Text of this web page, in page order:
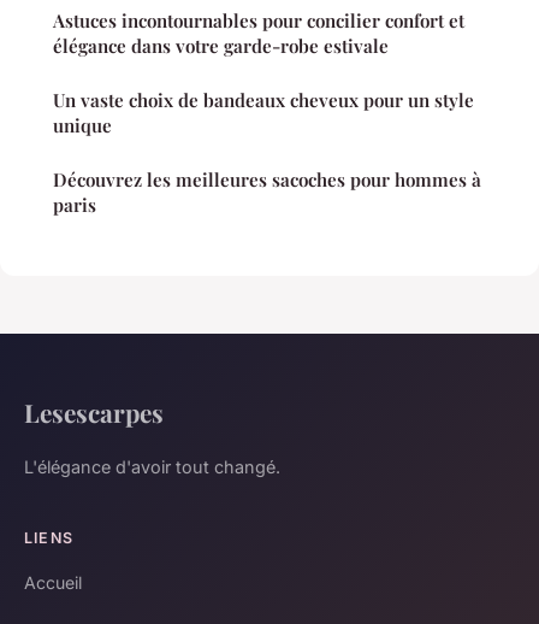
Astuces incontournables pour concilier confort et
élégance dans votre garde-robe estivale
Un vaste choix de bandeaux cheveux pour un style
unique
Découvrez les meilleures sacoches pour hommes à
paris
Lesescarpes
L'élégance d'avoir tout changé.
LIENS
Accueil